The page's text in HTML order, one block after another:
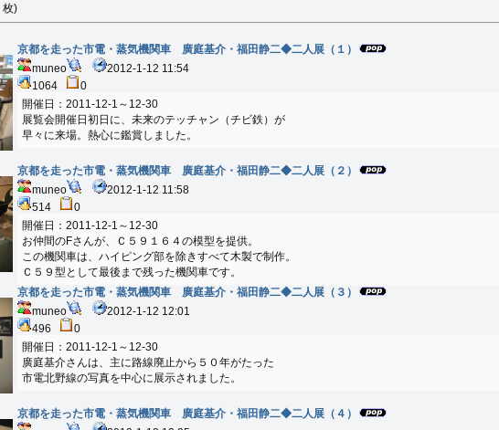
枚)
京都を走った市電・蒸気機関車 廣庭基介・福田静二◆二人展（１）
muneo
2012-1-12 11:54
1064
0
開催日：2011-12-1～12-30
展覧会開催日初日に、未来のテッチャン（チビ鉄）が
早々に来場。熱心に鑑賞しました。
京都を走った市電・蒸気機関車 廣庭基介・福田静二◆二人展（２）
muneo
2012-1-12 11:58
514
0
開催日：2011-12-1～12-30
お仲間のFさんが、Ｃ５９１６４の模型を提供。
この機関車は、ハイピング部を除きすべて木製で制作。
Ｃ５９型として最後まで残った機関車です。
京都を走った市電・蒸気機関車 廣庭基介・福田静二◆二人展（３）
muneo
2012-1-12 12:01
496
0
開催日：2011-12-1～12-30
廣庭基介さんは、主に路線廃止から５０年がたった
市電北野線の写真を中心に展示されました。
京都を走った市電・蒸気機関車 廣庭基介・福田静二◆二人展（４）